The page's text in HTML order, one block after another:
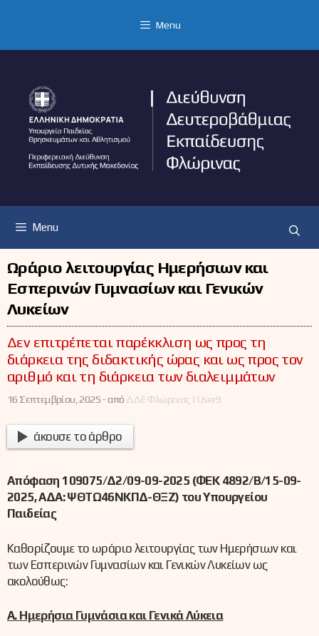
Menu
Menu
Ωράριο λειτουργίας Ημερήσιων και
Εσπερινών Γυμνασίων και Γενικών
Λυκείων
Δεν επιτρέπεται παρέκκλιση ως προς τη
διάρκεια της διδακτικής ώρας και ως προς τον
αριθμό και τη διάρκεια των διαλειμμάτων
16 Σεπτεμβρίου, 2025 -από ΔΔΕ Φλώρινας | User9
άκουσε το άρθρο
Απόφαση 109075/Δ2/09-09-2025 (ΦΕΚ 4892/Β/15-09-
2025, ΑΔΑ: ΨΘΤΩ46ΝΚΠΔ-ΘΞΖ) του Υπουργείου
Παιδείας
Καθορίζουμε το ωράριο λειτουργίας των Ημερήσιων και
των Εσπερινών Γυμνασίων και Γενικών Λυκείων ως
ακολούθως:
Α. Ημερήσια Γυμνάσια και Γενικά Λύκεια